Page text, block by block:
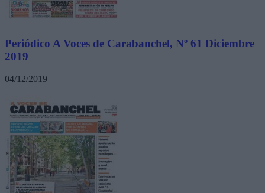
Periódico A Voces de Carabanchel, Nº 61 Diciembre
2019
04/12/2019